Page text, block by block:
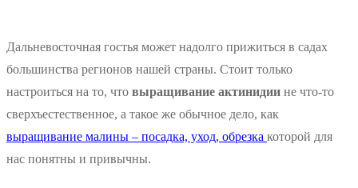
Дальневосточная гостья может надолго прижиться в садах
большинства регионов нашей страны. Стоит только
настроиться на то, что выращивание актинидии не что-то
сверхъестественное, а такое же обычное дело, как
выращивание малины – посадка, уход, обрезка которой для
нас понятны и привычны.